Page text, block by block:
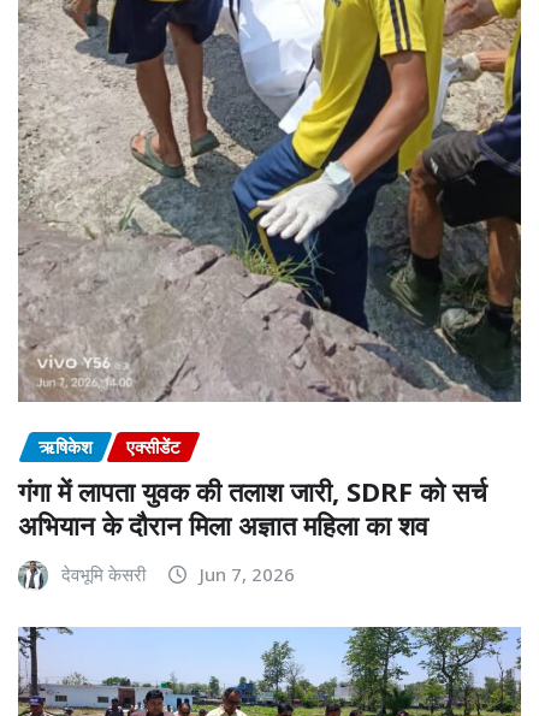
ऋषिकेश एक्सीडेंट
गंगा में लापता युवक की तलाश जारी, SDRF को सर्च
अभियान के दौरान मिला अज्ञात महिला का शव
देवभूमि केसरी Jun 7, 2026